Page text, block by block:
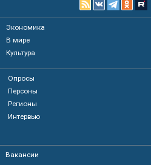
Экономика
В мире
Культура
Опросы
Персоны
Регионы
Интервью
Вакансии